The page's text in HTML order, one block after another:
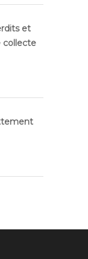
et
collecte